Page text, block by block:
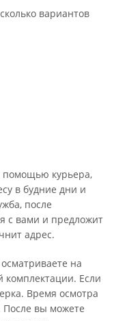
вариантов
помощью курьера,
в будние дни и
после
с вами и предложит
адрес.
на
комплектации. Если
Время осмотра
вы можете